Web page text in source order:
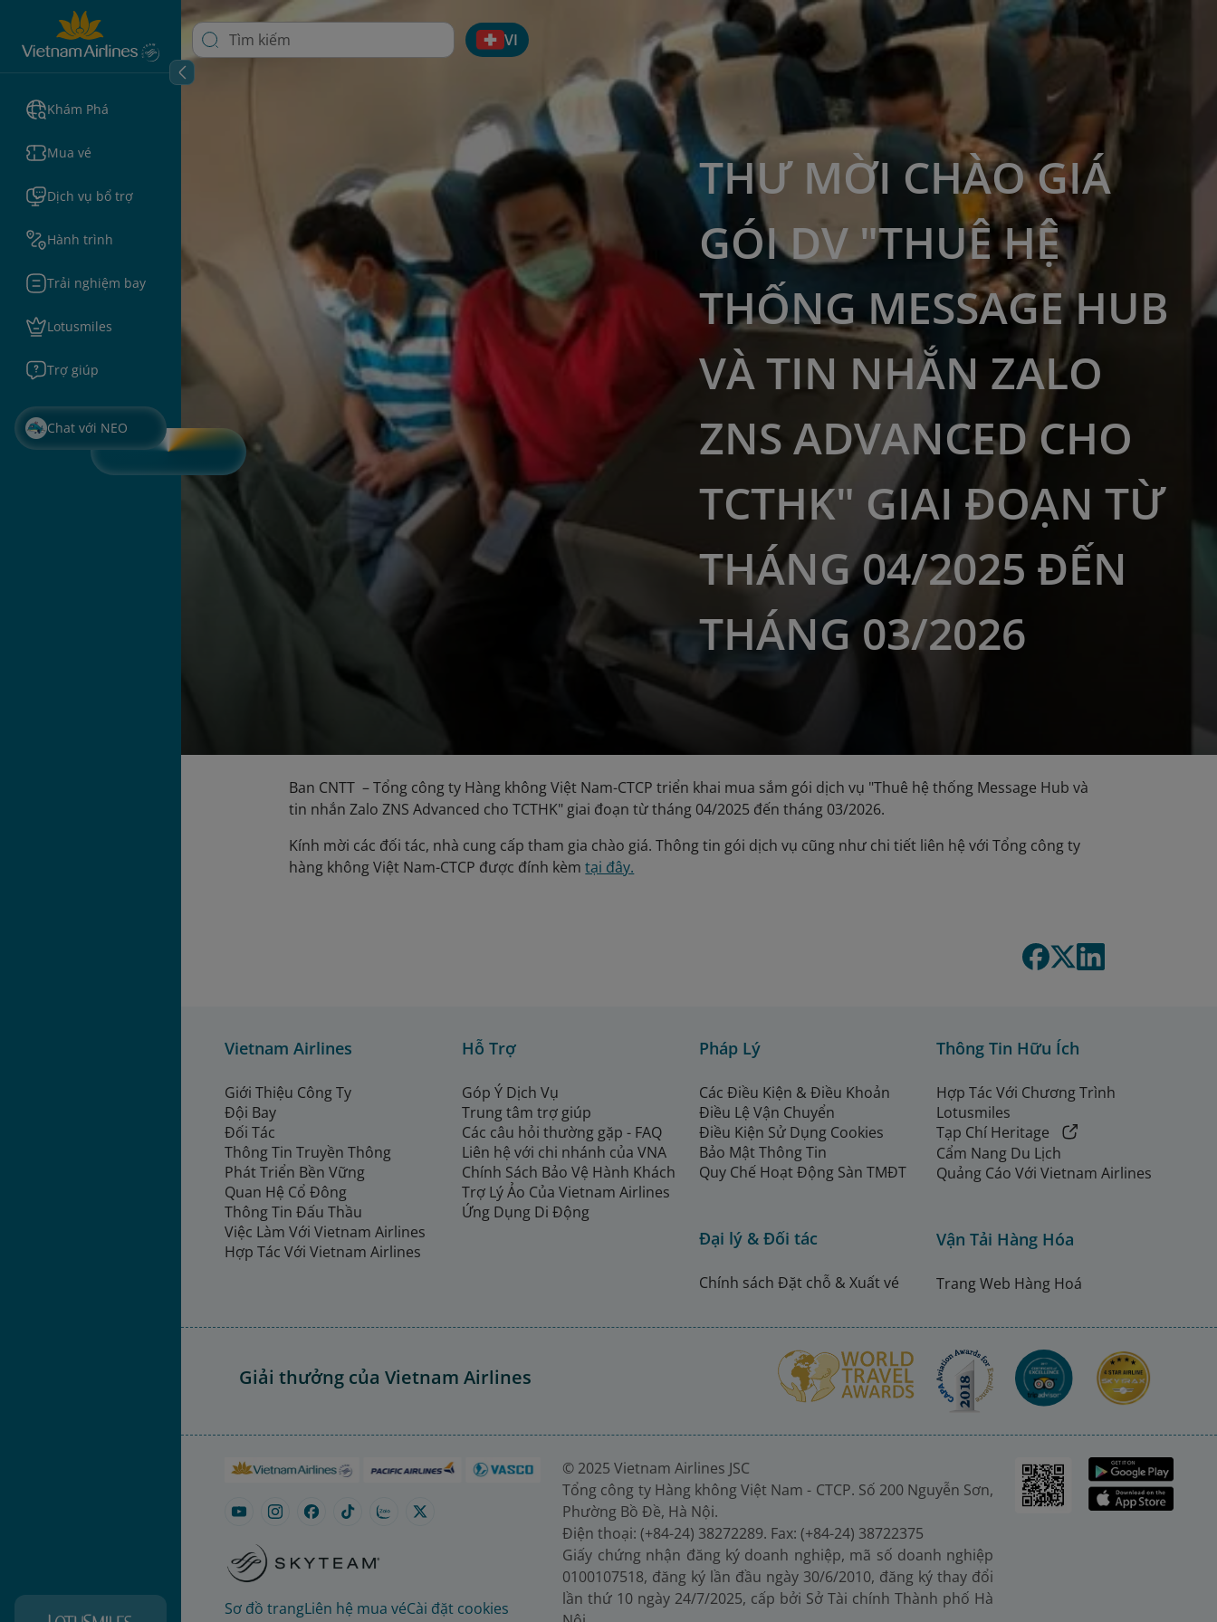
Khám Phá
Mua vé
Dịch vụ bổ trợ
Hành trình
Trải nghiệm bay
Lotusmiles
Trợ giúp
Chat với NEO
VI
THƯ MỜI CHÀO GIÁ
GÓI DV "THUÊ HỆ
THỐNG MESSAGE HUB
VÀ TIN NHẮN ZALO
ZNS ADVANCED CHO
TCTHK" GIAI ĐOẠN TỪ
THÁNG 04/2025 ĐẾN
THÁNG 03/2026
Ban CNTT – Tổng công ty Hàng không Việt Nam-CTCP triển khai mua sắm gói dịch vụ "Thuê hệ thống Message Hub và
tin nhắn Zalo ZNS Advanced cho TCTHK" giai đoạn từ tháng 04/2025 đến tháng 03/2026.
Kính mời các đối tác, nhà cung cấp tham gia chào giá. Thông tin gói dịch vụ cũng như chi tiết liên hệ với Tổng công ty
hàng không Việt Nam-CTCP được đính kèmtại đây.
Vietnam Airlines
Giới Thiệu Công Ty
Đội Bay
Đối Tác
Thông Tin Truyền Thông
Phát Triển Bền Vững
Quan Hệ Cổ Đông
Thông Tin Đấu Thầu
Việc Làm Với Vietnam Airlines
Hợp Tác Với Vietnam Airlines
Hỗ Trợ
Góp Ý Dịch Vụ
Trung tâm trợ giúp
Các câu hỏi thường gặp - FAQ
Liên hệ với chi nhánh của VNA
Chính Sách Bảo Vệ Hành Khách
Trợ Lý Ảo Của Vietnam Airlines
Ứng Dụng Di Động
Pháp Lý
Các Điều Kiện & Điều Khoản
Điều Lệ Vận Chuyển
Điều Kiện Sử Dụng Cookies
Bảo Mật Thông Tin
Quy Chế Hoạt Động Sàn TMĐT
Đại lý & Đối tác
Chính sách Đặt chỗ & Xuất vé
Thông Tin Hữu Ích
Hợp Tác Với Chương Trình
Lotusmiles
Tạp Chí Heritage
Cẩm Nang Du Lịch
Quảng Cáo Với Vietnam Airlines
Vận Tải Hàng Hóa
Trang Web Hàng Hoá
Giải thưởng của Vietnam Airlines
Sơ đồ trangLiên hệ mua véCài đặt cookies
© 2025 Vietnam Airlines JSC
Tổng công ty Hàng không Việt Nam - CTCP. Số 200 Nguyễn Sơn,
Phường Bồ Đề, Hà Nội.
Điện thoại: (+84-24) 38272289. Fax: (+84-24) 38722375
Giấy chứng nhận đăng ký doanh nghiệp, mã số doanh nghiệp
0100107518, đăng ký lần đầu ngày 30/6/2010, đăng ký thay đổi
lần thứ 10 ngày 24/7/2025, cấp bởi Sở Tài chính Thành phố Hà